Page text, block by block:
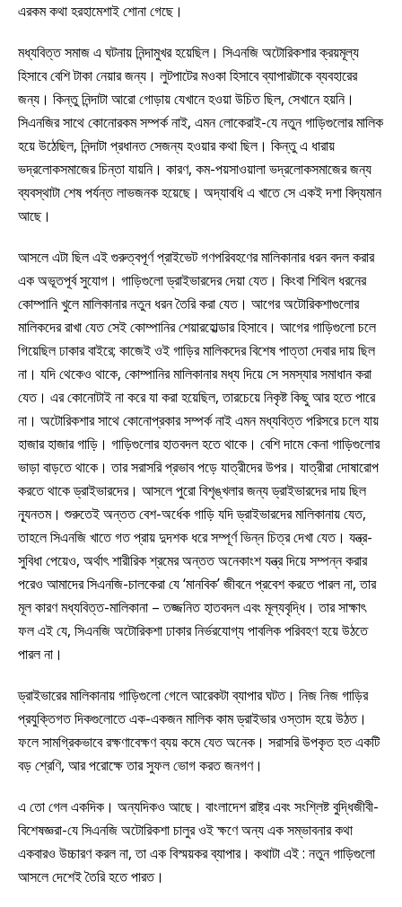
এরকম কথা হরহামেশাই শোনা গেছে।
মধ্যবিত্ত সমাজ এ ঘটনায় নিন্দামুখর হয়েছিল। সিএনজি অটোরিকশার ক্রয়মূল্য
হিসাবে বেশি টাকা নেয়ার জন্য। লুটপাটের মওকা হিসাবে ব্যাপারটাকে ব্যবহারের
জন্য। কিন্তু নিন্দাটা আরো গোড়ায় যেখানে হওয়া উচিত ছিল, সেখানে হয়নি।
সিএনজির সাথে কোনোরকম সম্পর্ক নাই, এমন লোকেরাই-যে নতুন গাড়িগুলোর মালিক
হয়ে উঠেছিল, নিন্দাটা প্রধানত সেজন্য হওয়ার কথা ছিল। কিন্তু এ ধারায়
ভদ্রলোকসমাজের চিন্তা যায়নি। কারণ, কম-পয়সাওয়ালা ভদ্রলোকসমাজের জন্য
ব্যবস্থাটা শেষ পর্যন্ত লাভজনক হয়েছে। অদ্যাবধি এ খাতে সে একই দশা বিদ্যমান
আছে।
আসলে এটা ছিল এই গুরুত্বপূর্ণ প্রাইভেট গণপরিবহণের মালিকানার ধরন বদল করার
এক অভূতপূর্ব সুযোগ। গাড়িগুলো ড্রাইভারদের দেয়া যেত। কিংবা শিথিল ধরনের
কোম্পানি খুলে মালিকানার নতুন ধরন তৈরি করা যেত। আগের অটোরিকশাগুলোর
মালিকদের রাখা যেত সেই কোম্পানির শেয়ারহোল্ডার হিসাবে। আগের গাড়িগুলো চলে
গিয়েছিল ঢাকার বাইরে; কাজেই ওই গাড়ির মালিকদের বিশেষ পাত্তা দেবার দায় ছিল
না। যদি থেকেও থাকে, কোম্পানির মালিকানার মধ্য দিয়ে সে সমস্যার সমাধান করা
যেত। এর কোনোটাই না করে যা করা হয়েছিল, তারচেয়ে নিকৃষ্ট কিছু আর হতে পারে
না। অটোরিকশার সাথে কোনোপ্রকার সম্পর্ক নাই এমন মধ্যবিত্ত পরিসরে চলে যায়
হাজার হাজার গাড়ি। গাড়িগুলোর হাতবদল হতে থাকে। বেশি দামে কেনা গাড়িগুলোর
ভাড়া বাড়তে থাকে। তার সরাসরি প্রভাব পড়ে যাত্রীদের উপর। যাত্রীরা দোষারোপ
করতে থাকে ড্রাইভারদের। আসলে পুরো বিশৃঙ্খলার জন্য ড্রাইভারদের দায় ছিল
ন্যূনতম। শুরুতেই অন্তত বেশ-অর্ধেক গাড়ি যদি ড্রাইভারদের মালিকানায় যেত,
তাহলে সিএনজি খাতে গত প্রায় দুদশক ধরে সম্পূর্ণ ভিন্ন চিত্র দেখা যেত। যন্ত্র-
সুবিধা পেয়েও, অর্থাৎ শারীরিক শ্রমের অন্তত অনেকাংশ যন্ত্র দিয়ে সম্পন্ন করার
পরেও আমাদের সিএনজি-চালকেরা যে ‘মানবিক’ জীবনে প্রবেশ করতে পারল না, তার
মূল কারণ মধ্যবিত্ত-মালিকানা – তজ্জনিত হাতবদল এবং মূল্যবৃদ্ধি। তার সাক্ষাৎ
ফল এই যে, সিএনজি অটোরিকশা ঢাকার নির্ভরযোগ্য পাবলিক পরিবহণ হয়ে উঠতে
পারল না।
ড্রাইভারের মালিকানায় গাড়িগুলো গেলে আরেকটা ব্যাপার ঘটত। নিজ নিজ গাড়ির
প্রযুক্তিগত দিকগুলোতে এক-একজন মালিক কাম ড্রাইভার ওস্তাদ হয়ে উঠত।
ফলে সামগ্রিকভাবে রক্ষণাবেক্ষণ ব্যয় কমে যেত অনেক। সরাসরি উপকৃত হত একটি
বড় শ্রেণি, আর পরোক্ষে তার সুফল ভোগ করত জনগণ।
এ তো গেল একদিক। অন্যদিকও আছে। বাংলাদেশ রাষ্ট্র এবং সংশ্লিষ্ট বুদ্ধিজীবী-
বিশেষজ্ঞরা-যে সিএনজি অটোরিকশা চালুর ওই ক্ষণে অন্য এক সম্ভাবনার কথা
একবারও উচ্চারণ করল না, তা এক বিস্ময়কর ব্যাপার। কথাটা এই : নতুন গাড়িগুলো
আসলে দেশেই তৈরি হতে পারত।